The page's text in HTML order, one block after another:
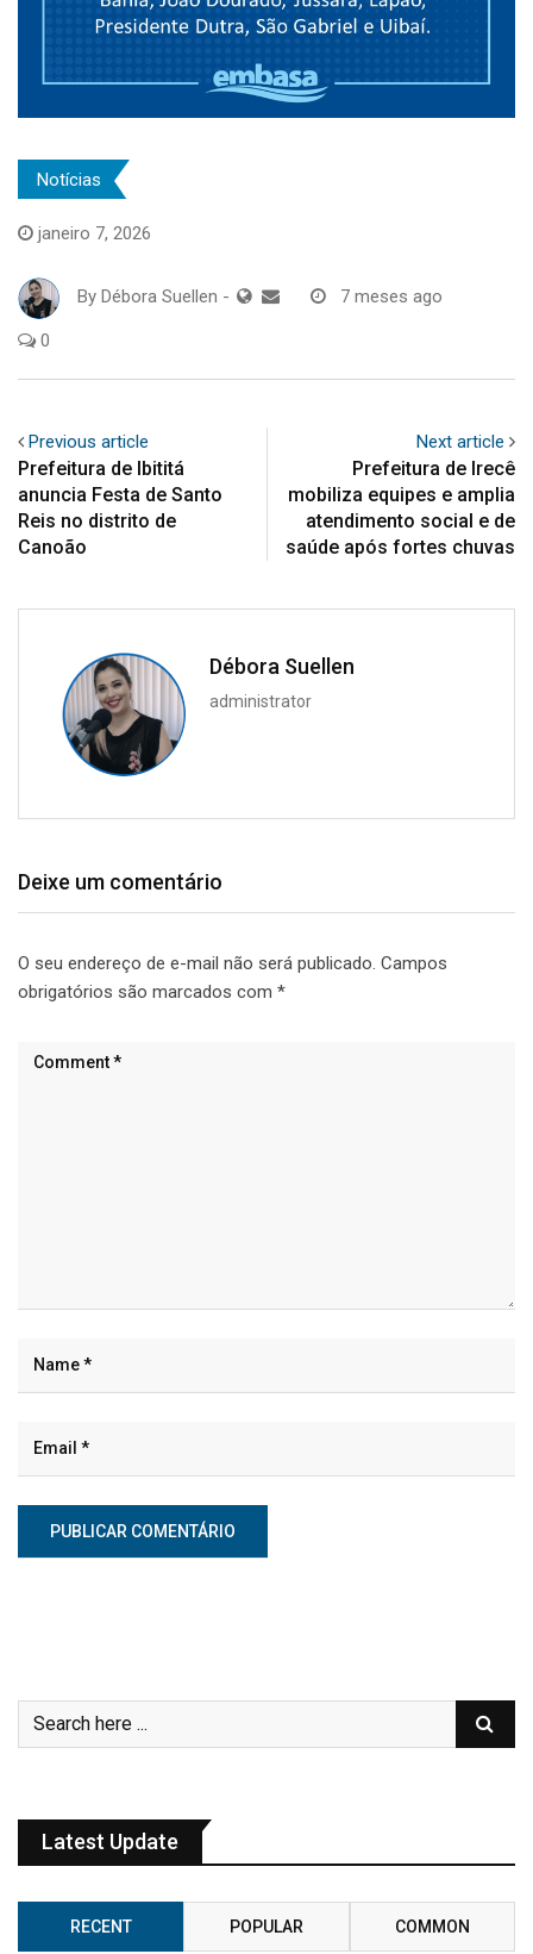
Notícias
janeiro 7, 2026
By Débora Suellen - 7 meses ago
0
Previous article
Prefeitura de Ibititá
anuncia Festa de Santo
Reis no distrito de
Canoão
Next article
Prefeitura de Irecê
mobiliza equipes e amplia
atendimento social e de
saúde após fortes chuvas
Débora Suellen
administrator
Deixe um comentário
O seu endereço de e-mail não será publicado. Campos
obrigatórios são marcados com *
Latest Update
RECENT POPULAR COMMON